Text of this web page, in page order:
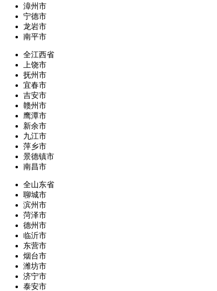
漳州市
宁德市
龙岩市
南平市
全江西省
上饶市
抚州市
宜春市
吉安市
赣州市
鹰潭市
新余市
九江市
萍乡市
景德镇市
南昌市
全山东省
聊城市
滨州市
菏泽市
德州市
临沂市
东营市
烟台市
潍坊市
济宁市
泰安市